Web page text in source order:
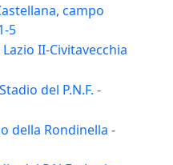
campo
5
II-Civitavecchia
del P.N.F. -
della Rondinella -